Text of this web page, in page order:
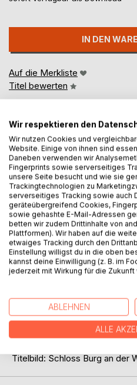
IN DEN
Auf die Merkliste
Titel bewerten
BESCHREIBUNG
Bevor die Stadt Wuppertal im
bekam, waren Barmen und
Fluß Wupper liegen viele
Jahren Industriegebiete und
Handwerksbetrieben waren.
Städte an der Wupper um das
alten Schulbuch von 1913. Es
für welches Handwerk und
Auch die Müngster Brücke
Titelbild: Schloss Burg an der
Wir respektieren den
Wir nutzen Cookies und
Website. Einige von ihnen sind
Daneben verwenden wir
Fingerprints sowie serverseitiges
unsere Seite besucht und wie sie
Trackingtechnologien zu
serverseitiges Tracking sowie auch
geräteübergreifend Cookies,
sowie gehashte E-Mail-Adressen
betten wir zudem Drittinhalte von
Plattformen). Wir haben auf die
etwaiges Tracking durch den
Einstellung willigst du in die oben
kannst deine Einwilligung (z. B. im
jederzeit mit Wirkung für die Zukunft
ABLEHNEN
ALLE